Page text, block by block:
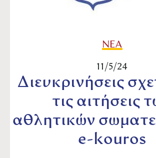
ΝΕΑ
11/5/24
Διευκρινήσεις
τις αιτήσεις
αθλητικών
e-kouros